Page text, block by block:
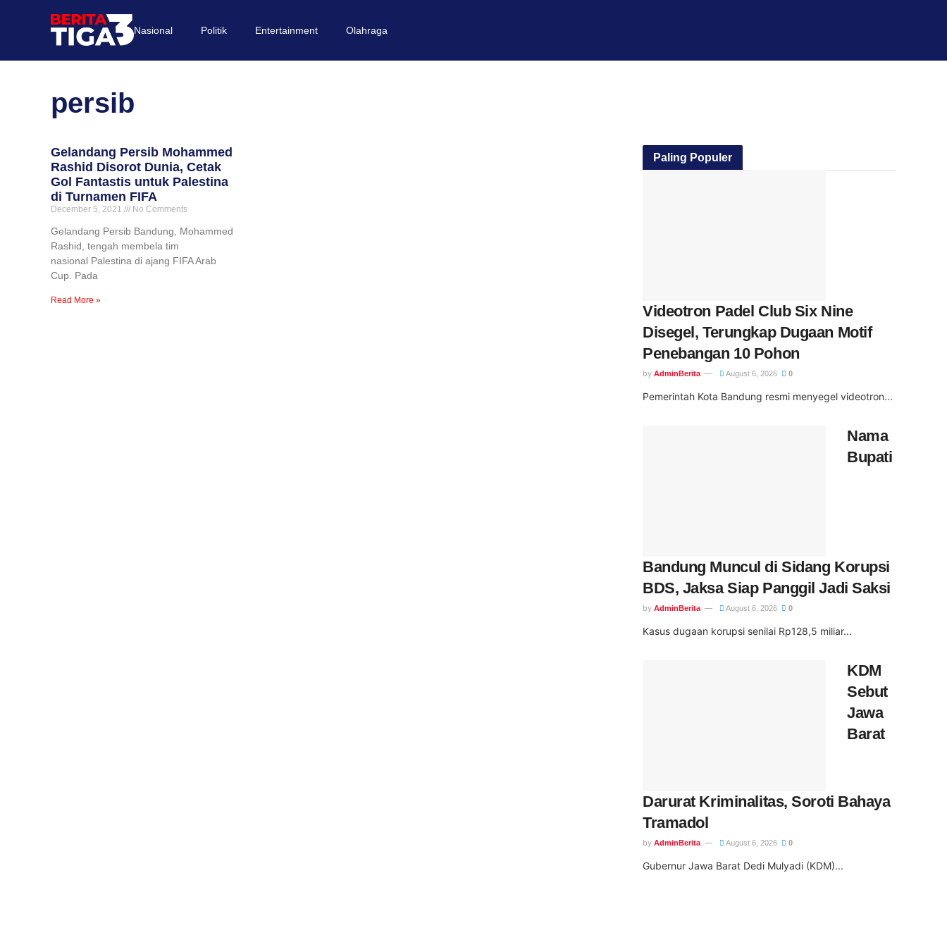
Nasional Politik Entertainment Olahraga
persib
Gelandang Persib Mohammed
Rashid Disorot Dunia, Cetak
Gol Fantastis untuk Palestina
di Turnamen FIFA
December 5, 2021 No Comments
Gelandang Persib Bandung, Mohammed
Rashid, tengah membela tim
nasional Palestina di ajang FIFA Arab
Cup. Pada
Read More »
Paling Populer
Videotron Padel Club Six Nine
Disegel, Terungkap Dugaan Motif
Penebangan 10 Pohon
by AdminBerita August 6, 2026 0
Pemerintah Kota Bandung resmi menyegel videotron...
Nama
Bupati
Bandung Muncul di Sidang Korupsi
BDS, Jaksa Siap Panggil Jadi Saksi
by AdminBerita August 6, 2026 0
Kasus dugaan korupsi senilai Rp128,5 miliar...
KDM
Sebut
Jawa
Barat
Darurat Kriminalitas, Soroti Bahaya
Tramadol
by AdminBerita August 6, 2026 0
Gubernur Jawa Barat Dedi Mulyadi (KDM)...